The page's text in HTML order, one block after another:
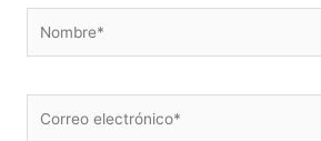
electrónico*